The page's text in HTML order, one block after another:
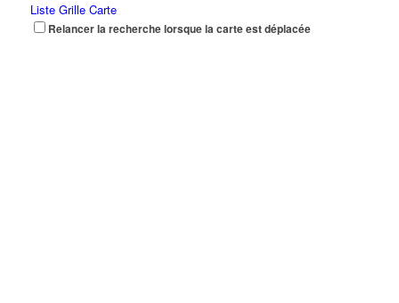
Liste Grille Carte
Relancer la recherche lorsque la carte est déplacée